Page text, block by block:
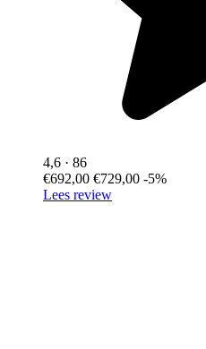
4,6 · 86
€692,00 €729,00 -5%
Lees review